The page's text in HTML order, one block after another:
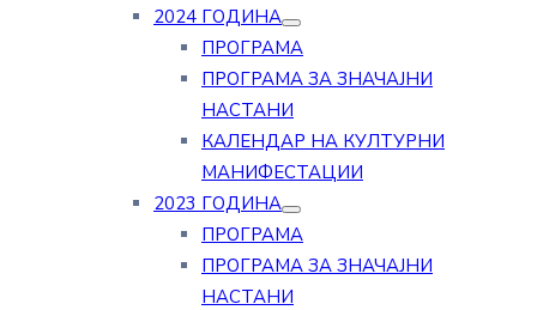
2024 ГОДИНА
ПРОГРАМА
ПРОГРАМА ЗА ЗНАЧАЈНИ
НАСТАНИ
КАЛЕНДАР НА КУЛТУРНИ
МАНИФЕСТАЦИИ
2023 ГОДИНА
ПРОГРАМА
ПРОГРАМА ЗА ЗНАЧАЈНИ
НАСТАНИ